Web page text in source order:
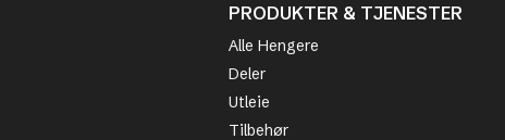
PRODUKTER & TJENESTER
Alle Hengere
Deler
Utleie
Tilbehør